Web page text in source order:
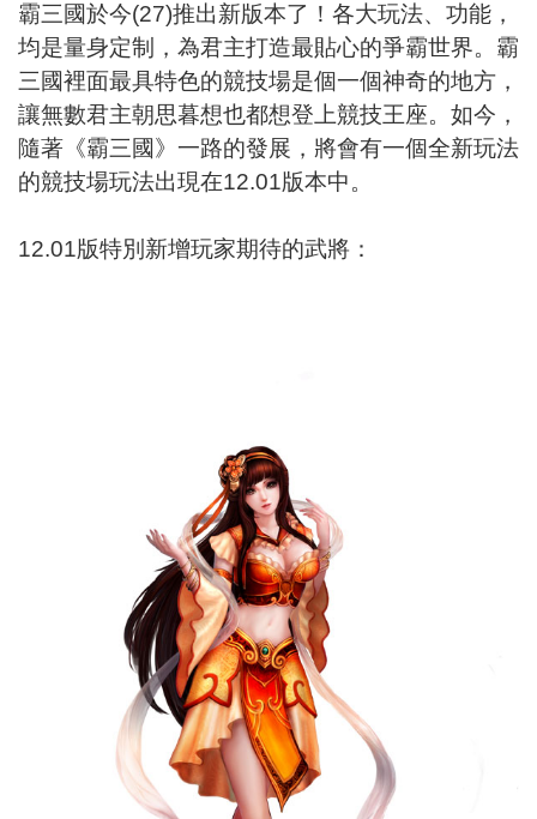
霸三國於今(27)推出新版本了！各大玩法、功能，
均是量身定制，為君主打造最貼心的爭霸世界。霸
三國裡面最具特色的競技場是個一個神奇的地方，
讓無數君主朝思暮想也都想登上競技王座。如今，
隨著《霸三國》一路的發展，將會有一個全新玩法
的競技場玩法出現在12.01版本中。
12.01版特別新增玩家期待的武將：